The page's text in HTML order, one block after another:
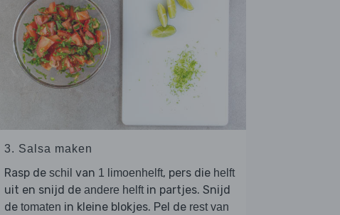
3. Salsa maken
Rasp de schil van 1 limoenhelft, pers die helft
uit en snijd de andere helftin partjes. Snijd
de tomaten in kleine blokjes. Pel de rest van